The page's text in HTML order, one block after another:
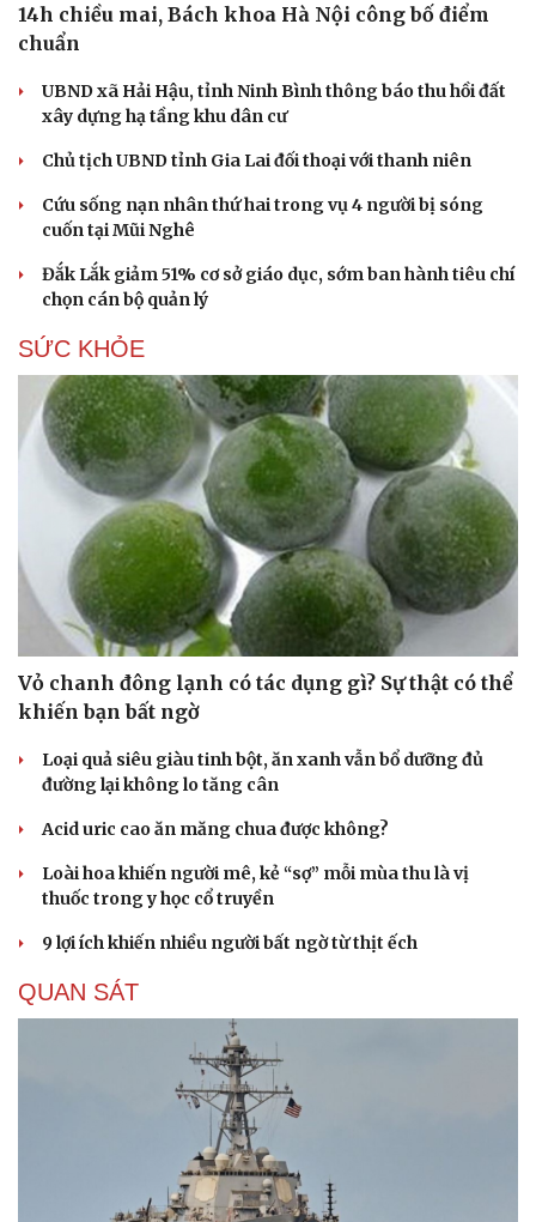
14h chiều mai, Bách khoa Hà Nội công bố điểm
chuẩn
UBND xã Hải Hậu, tỉnh Ninh Bình thông báo thu hồi đất
xây dựng hạ tầng khu dân cư
Chủ tịch UBND tỉnh Gia Lai đối thoại với thanh niên
Cứu sống nạn nhân thứ hai trong vụ 4 người bị sóng
cuốn tại Mũi Nghê
Đắk Lắk giảm 51% cơ sở giáo dục, sớm ban hành tiêu chí
chọn cán bộ quản lý
SỨC KHỎE
Vỏ chanh đông lạnh có tác dụng gì? Sự thật có thể
khiến bạn bất ngờ
Loại quả siêu giàu tinh bột, ăn xanh vẫn bổ dưỡng đủ
đường lại không lo tăng cân
Acid uric cao ăn măng chua được không?
Loài hoa khiến người mê, kẻ “sợ” mỗi mùa thu là vị
thuốc trong y học cổ truyền
9 lợi ích khiến nhiều người bất ngờ từ thịt ếch
QUAN SÁT